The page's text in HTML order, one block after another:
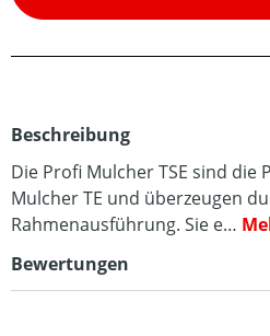
Beschreibung
Die Profi Mulcher TSE sind die
Mulcher TE und überzeugen
Rahmenausführung. Sie e…
Bewertungen